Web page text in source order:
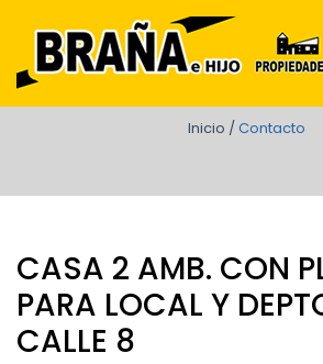
Inicio /Contacto
CASA 2 AMB. CON
PARA LOCAL Y
CALLE 8